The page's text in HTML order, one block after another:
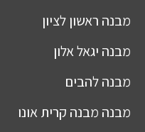
מבנה ראשון לציון
מבנה יגאל אלון
מבנהלהבים
מבנה מבנה קרית אונו